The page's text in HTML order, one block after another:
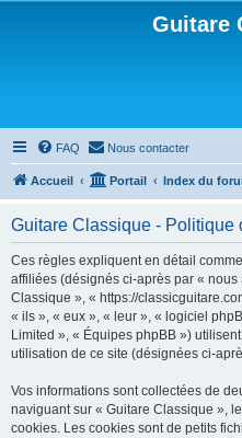
Guitare
FAQ Nous contacter
Accueil Portail Index du
Guitare Classique - Politique
Ces règles expliquent en détail
affiliées (désignés ci-après par « nous
Classique », « https://
« ils », « eux », « leur », « logiciel
Limited », « Équipes phpBB »)
utilisation de ce site (désignées ci-
Vos informations sont collectées de
naviguant sur « Guitare Classique »,
cookies. Les cookies sont de petits